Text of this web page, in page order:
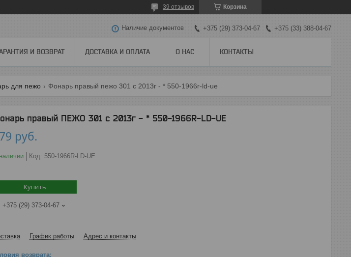
Корзина
39 отзывов
Наличие документов +375 (29) 373-04-67 +375 (33) 388-04-67
И ВОЗВРАТ ДОСТАВКА И ОПЛАТА О НАС КОНТАКТЫ
для пежо Фонарь правый пежо 301 с 2013г - * 550-1966r-ld-ue
правый ПЕЖО 301 с 2013г - * 550-1966R-LD-UE
руб.
Код: 550-1966R-LD-UE
Купить
+375 (29) 373-04-67
График работы Адрес и контакты